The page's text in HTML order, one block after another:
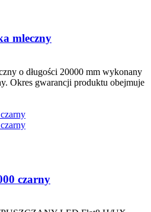
mleczny
o długości 20000 mm wykonany
Okres gwarancji produktu obejmuje
czarny